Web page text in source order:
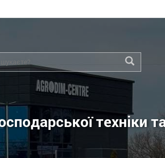
техніки